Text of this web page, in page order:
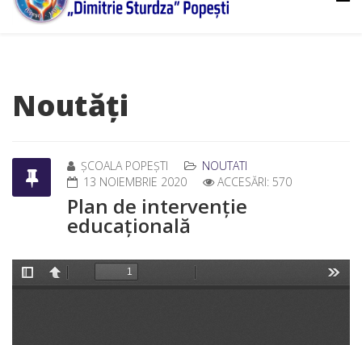
Noutăți
ȘCOALA POPEȘTI
NOUTATI
13 NOIEMBRIE 2020
ACCESĂRI: 570
Plan de intervenție
educațională